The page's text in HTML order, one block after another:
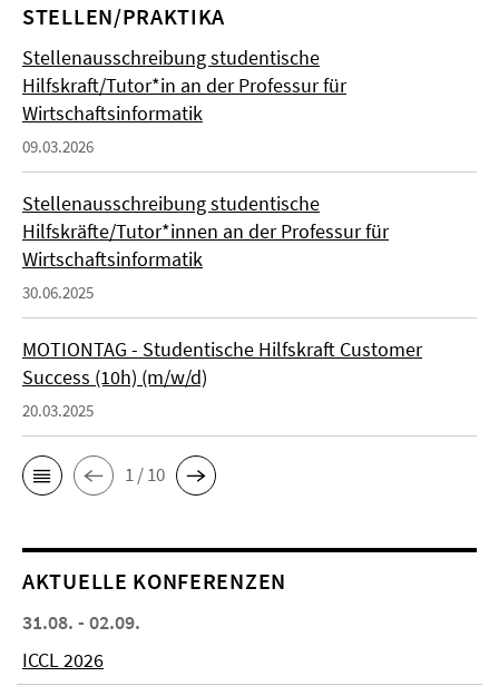
STELLEN/PRAKTIKA
Stellenausschreibung studentische
Hilfskraft/Tutor*in an der Professur für
Wirtschaftsinformatik
09.03.2026
Stellenausschreibung studentische
Hilfskräfte/Tutor*innen an der Professur für
Wirtschaftsinformatik
30.06.2025
MOTIONTAG - Studentische Hilfskraft Customer
Success (10h) (m/w/d)
20.03.2025
1 / 10
AKTUELLE KONFERENZEN
31.08. - 02.09.
ICCL 2026